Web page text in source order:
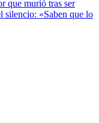
que murió tras ser
silencio: «Saben que lo